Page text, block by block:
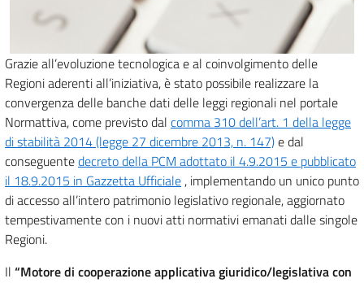
Grazie all’evoluzione tecnologica e al coinvolgimento delle
Regioni aderenti all’iniziativa, è stato possibile realizzare la
convergenza delle banche dati delle leggi regionali nel portale
Normattiva, come previsto dal comma 310 dell’art. 1 della legge
di stabilità 2014 (legge 27 dicembre 2013, n. 147)e dal
conseguentedecreto della PCM adottato il 4.9.2015 e pubblicato
il 18.9.2015 in Gazzetta Ufficiale , implementando un unico punto
di accesso all’intero patrimonio legislativo regionale, aggiornato
tempestivamente con i nuovi atti normativi emanati dalle singole
Regioni.
Il “Motore di cooperazione applicativa giuridico/legislativa con